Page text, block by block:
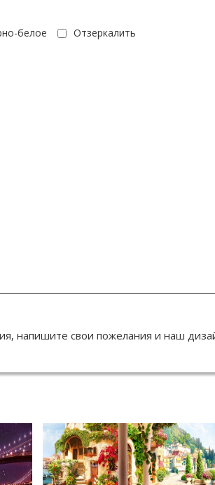
белое Отзеркалить
напишите свои пожелания и наш